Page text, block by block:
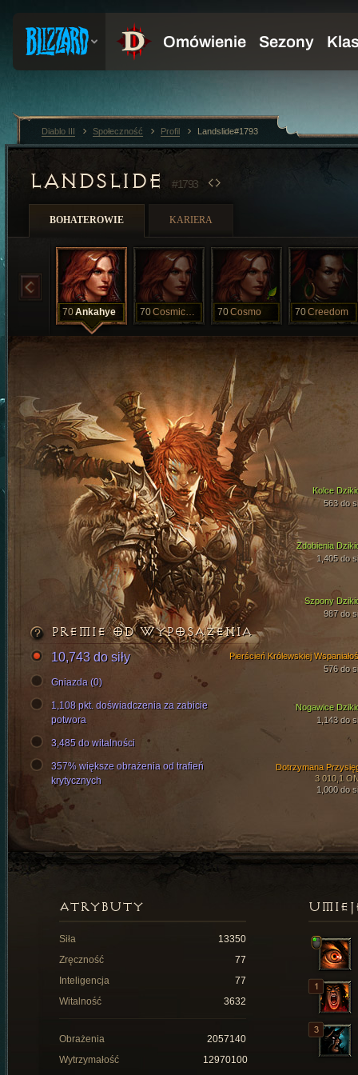
LANDSLIDE #1793
BOHATEROWIE KARIERA
70Ankahye 70 CosmicSounds 70Cosmo 70Creedom
Zdobienia
1,405 do
Szpony
987 do
Kolce
563 do
Nogawice
1,143 do
Dotrzymana
3 010,1
1,000 do
Pierścień Królewskiej
576 do
PREMIE OD WYPOSAŻENIA
10,743 do siły
Gniazda (0)
1,108 pkt. doświadczenia za zabicie
potwora
3,485 do witalności
357% większe obrażenia od trafień
krytycznych
ATRYBUTY
Siła
13350
Zręczność
77
Inteligencja
77
Witalność
3632
Obrażenia
2057140
Wytrzymałość
12970100
Diablo III Społeczność Profil Landslide#1793